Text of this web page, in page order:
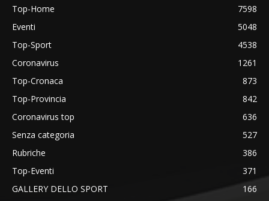
Top-Home
7598
Eventi
5048
Top-Sport
4538
Coronavirus
1261
Top-Cronaca
873
Top-Provincia
842
Coronavirus top
636
Senza categoria
527
Rubriche
386
Top-Eventi
371
GALLERY DELLO SPORT
166